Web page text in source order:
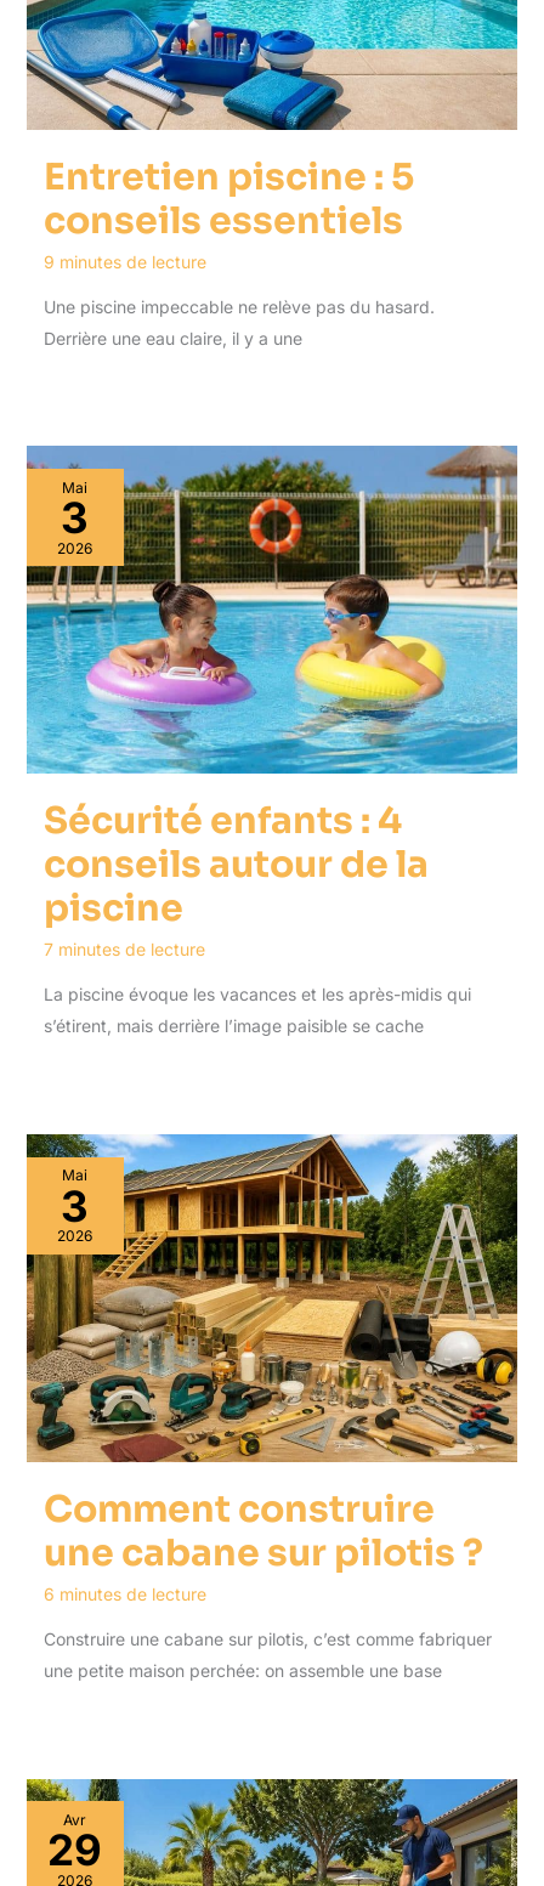
Entretien piscine : 5
conseils essentiels
9 minutes de lecture
Une piscine impeccable ne relève pas du hasard.
Derrière une eau claire, il y a une
Mai
3
2026
Sécurité enfants : 4
conseils autour de la
piscine
7 minutes de lecture
La piscine évoque les vacances et les après-midis qui
s’étirent, mais derrière l’image paisible se cache
Mai
3
2026
Comment construire
une cabane sur pilotis ?
6 minutes de lecture
Construire une cabane sur pilotis, c’est comme fabriquer
une petite maison perchée: on assemble une base
Avr
29
2026